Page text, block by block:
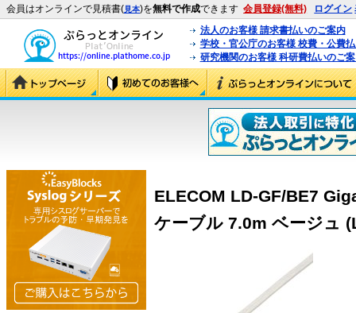
会員はオンラインで見積書(見本)を無料で作成できます 会員登録(無料) ログイン
法人のお客様 請求書払いのご案内
学校・官公庁のお客様 校費・公費
研究機関のお客様 科研費払いのご
ELECOM LD-GF/BE7
ケーブル 7.0m ベージュ